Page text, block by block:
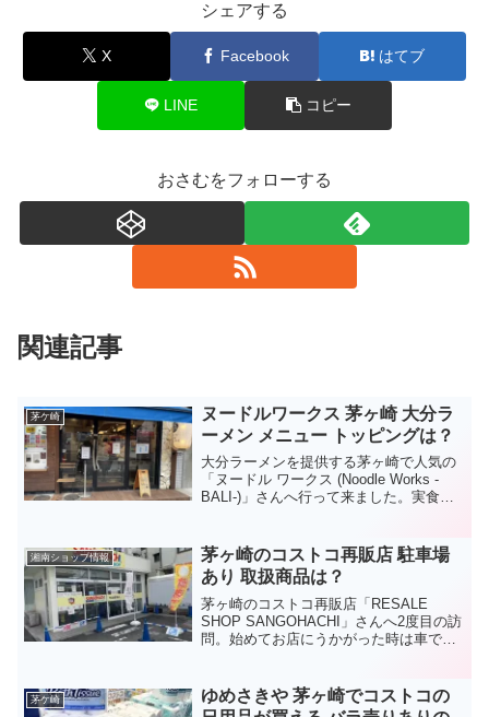
シェアする
X Facebook はてブ
LINE コピー
おさむをフォローする
関連記事
茅ケ崎
ヌードルワークス 茅ヶ崎 大分ラ
ーメン メニュー トッピングは？
大分ラーメンを提供する茅ヶ崎で人気の
「ヌードル ワークス (Noodle Works -
BALI-)」さんへ行って来ました。実食レ
ます。ヌードル ワークス メニューま...
湘南ショップ情報
茅ヶ崎のコストコ再販店 駐車場
あり 取扱商品は？
茅ヶ崎のコストコ再販店「RESALE
SHOP SANGOHACHI」さんへ2度目の訪
問。始めてお店にうかがった時は車で行
お店の前に1台分の駐車スペースが用意さ
れていま...
茅ケ崎
ゆめさきや 茅ヶ崎でコストコの